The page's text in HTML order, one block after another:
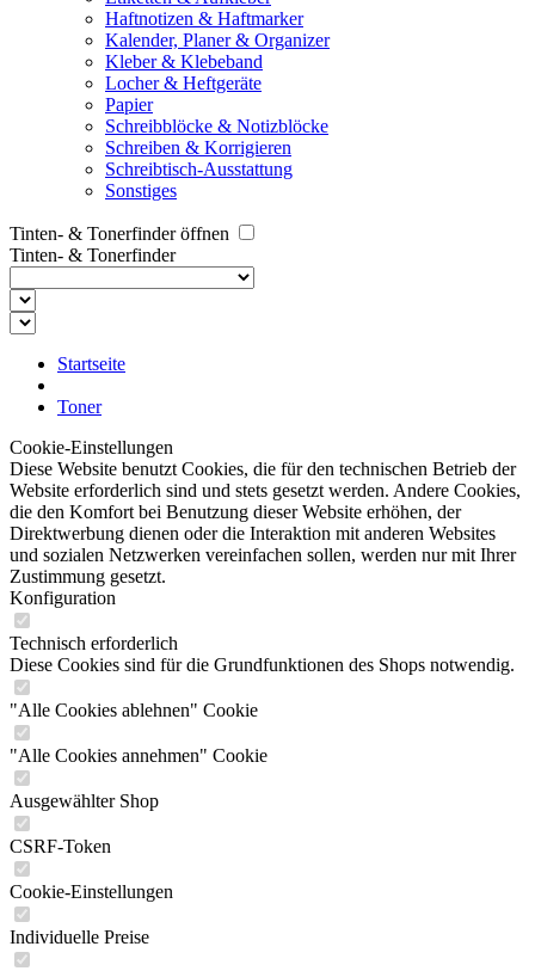
Haftnotizen & Haftmarker
Kalender, Planer & Organizer
Kleber & Klebeband
Locher & Heftgeräte
Papier
Schreibblöcke & Notizblöcke
Schreiben & Korrigieren
Schreibtisch-Ausstattung
Sonstiges
Tinten- & Tonerfinder öffnen
Tinten- & Tonerfinder
Startseite
Toner
Cookie-Einstellungen
Diese Website benutzt Cookies, die für den technischen Betrieb der
Website erforderlich sind und stets gesetzt werden. Andere Cookies,
die den Komfort bei Benutzung dieser Website erhöhen, der
Direktwerbung dienen oder die Interaktion mit anderen Websites
und sozialen Netzwerken vereinfachen sollen, werden nur mit Ihrer
Zustimmung gesetzt.
Konfiguration
Technisch erforderlich
Diese Cookies sind für die Grundfunktionen des Shops notwendig.
"Alle Cookies ablehnen" Cookie
"Alle Cookies annehmen" Cookie
Ausgewählter Shop
CSRF-Token
Cookie-Einstellungen
Individuelle Preise